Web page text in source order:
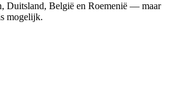
Duitsland, België en Roemenië — maar
mogelijk.